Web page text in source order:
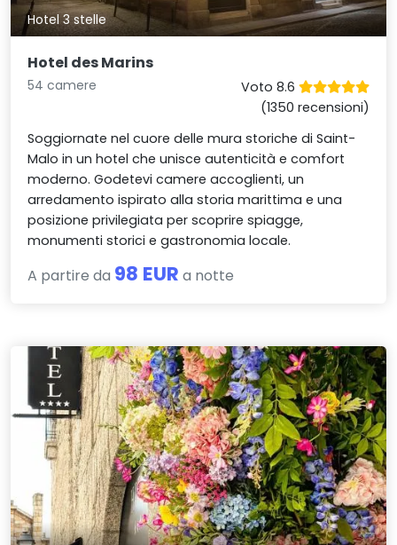
Hotel 3 stelle
Hotel des Marins
54 camere
Voto 8.6
(1350 recensioni)
Soggiornate nel cuore delle mura storiche di Saint-
Malo in un hotel che unisce autenticità e comfort
moderno. Godetevi camere accoglienti, un
arredamento ispirato alla storia marittima e una
posizione privilegiata per scoprire spiagge,
monumenti storici e gastronomia locale.
A partire da 98 EUR a notte